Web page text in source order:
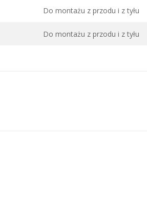
Do montażu z przodu i z tyłu
Do montażu z przodu i z tyłu